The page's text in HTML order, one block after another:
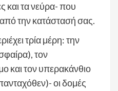
και τα νεύρα- που
την κατάστασή σας.
τρία μέρη: την
τον
και τον υπερακάνθιο
οι δομές